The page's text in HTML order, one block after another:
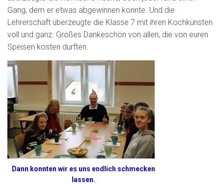
Gang, dem er etwas abgewinnen konnte. Und die
Lehrerschaft überzeugte die Klasse 7 mit ihren Kochkünsten
voll und ganz. Großes Dankeschön von allen, die von euren
Speisen kosten durften.
Dann konnten wir es uns endlich schmecken
lassen.